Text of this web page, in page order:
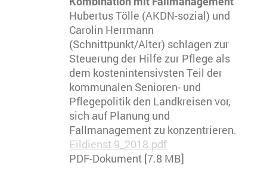
Hubertus Tölle (AKDN-sozial) und
Carolin Herrmann
(Schnittpunkt/Alter) schlagen zur
Steuerung der Hilfe zur Pflege als
dem kostenintensivsten Teil der
kommunalen Senioren- und
Pflegepolitik den Landkreisen vor,
sich auf Planung und
Fallmanagement zu konzentrieren.
Eildienst 9_2018.pdf
PDF-Dokument [7.8 MB]